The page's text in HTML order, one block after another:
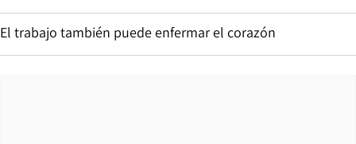
El trabajo también puede enfermar el corazón